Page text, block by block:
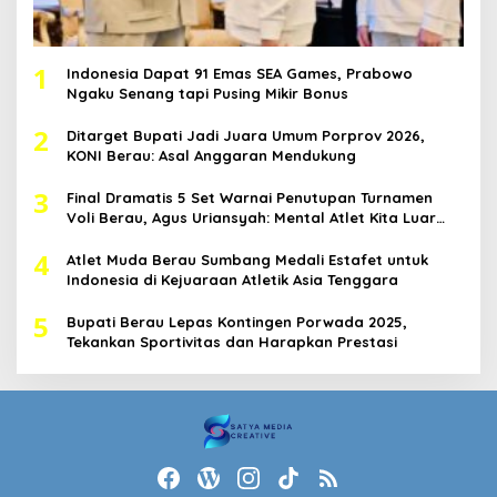
1
Indonesia Dapat 91 Emas SEA Games, Prabowo
Ngaku Senang tapi Pusing Mikir Bonus
2
Ditarget Bupati Jadi Juara Umum Porprov 2026,
KONI Berau: Asal Anggaran Mendukung
3
Final Dramatis 5 Set Warnai Penutupan Turnamen
Voli Berau, Agus Uriansyah: Mental Atlet Kita Luar
4
Atlet Muda Berau Sumbang Medali Estafet untuk
Indonesia di Kejuaraan Atletik Asia Tenggara
5
Bupati Berau Lepas Kontingen Porwada 2025,
Tekankan Sportivitas dan Harapkan Prestasi